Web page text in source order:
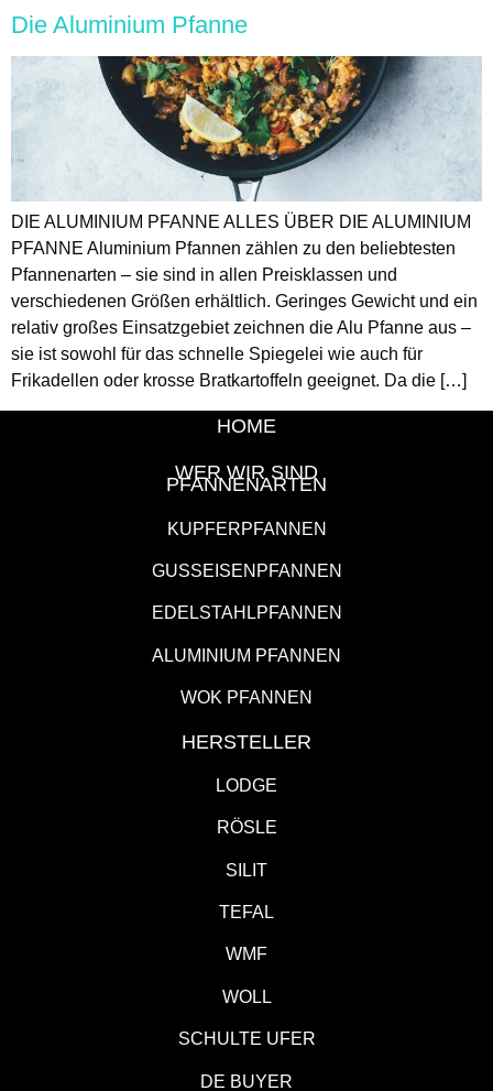
Die Aluminium Pfanne
DIE ALUMINIUM PFANNE ALLES ÜBER DIE ALUMINIUM
PFANNE Aluminium Pfannen zählen zu den beliebtesten
Pfannenarten – sie sind in allen Preisklassen und
verschiedenen Größen erhältlich. Geringes Gewicht und ein
relativ großes Einsatzgebiet zeichnen die Alu Pfanne aus –
sie ist sowohl für das schnelle Spiegelei wie auch für
Frikadellen oder krosse Bratkartoffeln geeignet. Da die […]
HOME
WER WIR SIND
PFANNENARTEN
KUPFERPFANNEN
GUSSEISENPFANNEN
EDELSTAHLPFANNEN
ALUMINIUM PFANNEN
WOK PFANNEN
HERSTELLER
LODGE
RÖSLE
SILIT
TEFAL
WMF
WOLL
SCHULTE UFER
DE BUYER